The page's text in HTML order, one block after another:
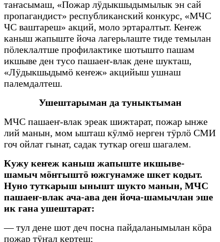
таҥасымаш, «Пожар лӱдыкшыдымылык эн сай
пропагандист» республиканский конкурс, «МЧС
ЧС ваштареш» акций, моло эртаралтыт. Кеҥеж
каныш жапыште йоча лагерьлаште тиде темылан
пӧлеклалтше профилактике шотышто пашам
икшыве ден тусо пашаеҥ-влак дене шукташ,
«Лӱдыкшыдымӧ кеҥеж» акцийыш ушнаш
палемдалтеш.
Ушештарыман да туныктыман
МЧС пашаеҥ-влак эреак шижтарат, пожар ынже
лий манын, мом ышташ кӱлмӧ нерген тӱрлӧ СМИ
гоч ойлат гынат, садак туткар огеш шагалем.
Кужу кеҥеж каныш жапыште икшыве-
шамыч мӧҥгыштӧ южгунамже шкет кодыт.
Нуно туткарыш ынышт шукто манын, МЧС
пашаеҥ-влак ача-ава ден йоча-шамычлан эше
ик гана ушештарат:
— тул дене шот деч посна пайдаланымылан кӧра
пожар тӱҥал кертеш;